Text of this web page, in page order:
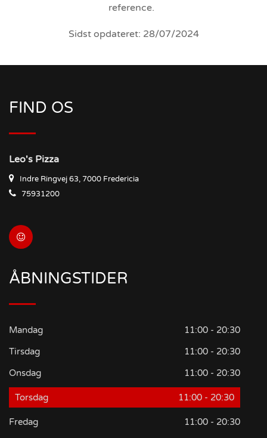
reference.
Sidst opdateret: 28/07/2024
FIND OS
Leo's Pizza
Indre Ringvej 63, 7000 Fredericia
75931200
ÅBNINGSTIDER
Mandag
11:00 - 20:30
Tirsdag
11:00 - 20:30
Onsdag
11:00 - 20:30
Torsdag 11:00 - 20:30
Fredag 11:00 - 20:30